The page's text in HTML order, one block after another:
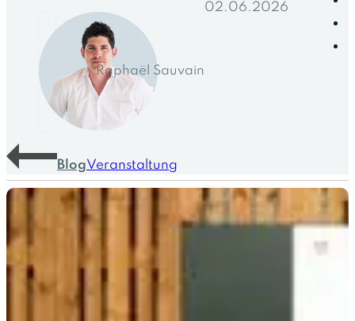
Raphaël Sauvain
02.06.2026
BlogVeranstaltung